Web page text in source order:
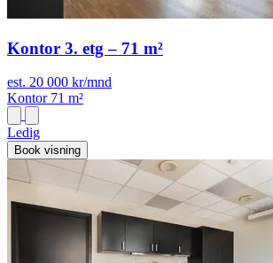
Kontor 3. etg – 71 m²
est. 20 000 kr/mnd
Kontor 71 m²
Ledig
Book visning